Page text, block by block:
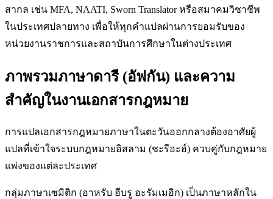
สากล เช่น MFA, NAATI, Sworn Translator หรือสมาคมวิชาชีพ
ในประเทศปลายทาง เพื่อให้ทุกคำแปลผ่านการยอมรับของ
หน่วยงานราชการและสถาบันการศึกษาในต่างประเทศ
ภาพรวมภาษาดารี (อัฟกัน) และความ
สำคัญในงานเอกสารกฎหมาย
การแปลเอกสารกฎหมายภาษาในตะวันออกกลางต้องอาศัยผู้
แปลที่เข้าใจระบบกฎหมายอิสลาม (ชะรีอะฮ์) ควบคู่กับกฎหมาย
แพ่งของแต่ละประเทศ
กลุ่มภาษาเซมิติก (อาหรับ ฮีบรู อะรัมเมอิก) เป็นภาษาหลักใน